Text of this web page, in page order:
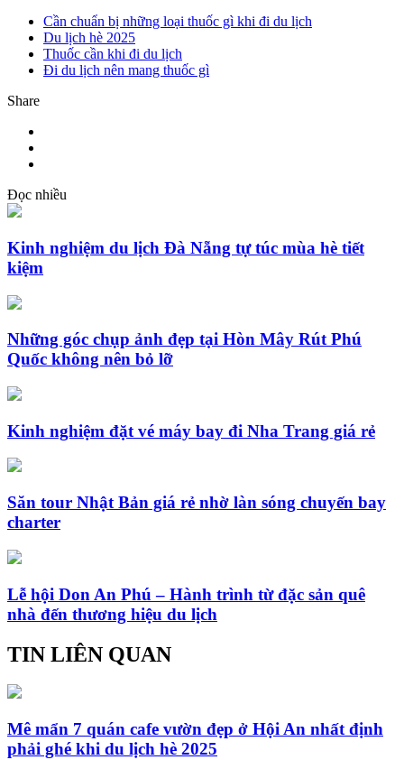
Cần chuẩn bị những loại thuốc gì khi đi du lịch
Du lịch hè 2025
Thuốc cần khi đi du lịch
Đi du lịch nên mang thuốc gì
Share
Đọc nhiều
Kinh nghiệm du lịch Đà Nẵng tự túc mùa hè tiết
kiệm
Những góc chụp ảnh đẹp tại Hòn Mây Rút Phú
Quốc không nên bỏ lỡ
Kinh nghiệm đặt vé máy bay đi Nha Trang giá rẻ
Săn tour Nhật Bản giá rẻ nhờ làn sóng chuyến bay
charter
Lễ hội Don An Phú – Hành trình từ đặc sản quê
nhà đến thương hiệu du lịch
TIN LIÊN QUAN
Mê mẩn 7 quán cafe vườn đẹp ở Hội An nhất định
phải ghé khi du lịch hè 2025